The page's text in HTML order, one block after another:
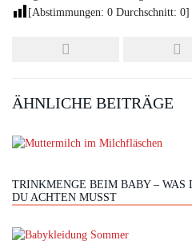
[Abstimmungen: 0 Durchschnitt: 0]
ÄHNLICHE BEITRÄGE
TRINKMENGE BEIM BABY – WAS
DU ACHTEN MUSST